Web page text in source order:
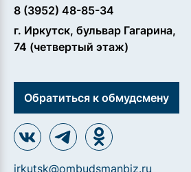
8 (3952) 48-85-34
г. Иркутск, бульвар Гагарина,
74 (четвертый этаж)
Обратиться к обмудсмену
irkutsk@ombudsmanbiz.ru